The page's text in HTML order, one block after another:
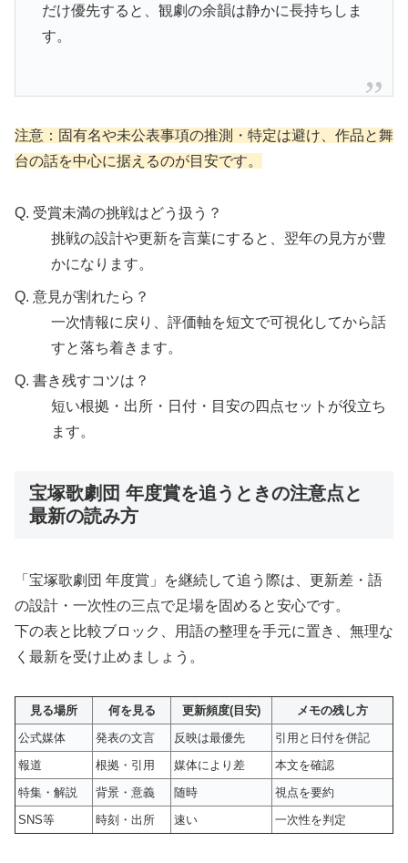
だけ優先すると、観劇の余韻は静かに長持ちしま
す。
注意：固有名や未公表事項の推測・特定は避け、作品と舞
台の話を中心に据えるのが目安です。
Q. 受賞未満の挑戦はどう扱う？
挑戦の設計や更新を言葉にすると、翌年の見方が豊
かになります。
Q. 意見が割れたら？
一次情報に戻り、評価軸を短文で可視化してから話
すと落ち着きます。
Q. 書き残すコツは？
短い根拠・出所・日付・目安の四点セットが役立ち
ます。
宝塚歌劇団 年度賞を追うときの注意点と
最新の読み方
「宝塚歌劇団 年度賞」を継続して追う際は、更新差・語
の設計・一次性の三点で足場を固めると安心です。
下の表と比較ブロック、用語の整理を手元に置き、無理な
く最新を受け止めましょう。
見る場所 何を見る 更新頻度(目安)
メモの残し方
公式媒体
発表の文言 反映は最優先
引用と日付を併記
報道
根拠・引用 媒体により差
本文を確認
特集・解説
背景・意義 随時
視点を要約
SNS等
時刻・出所 速い 一次性を判定